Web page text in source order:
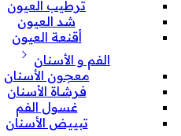
ترطيب العيون
شد العيون
أقنعة العيون
الفم و الأسنان
معجون الأسنان
فرشاة الأسنان
غسول الفم
تبييض الأسنان